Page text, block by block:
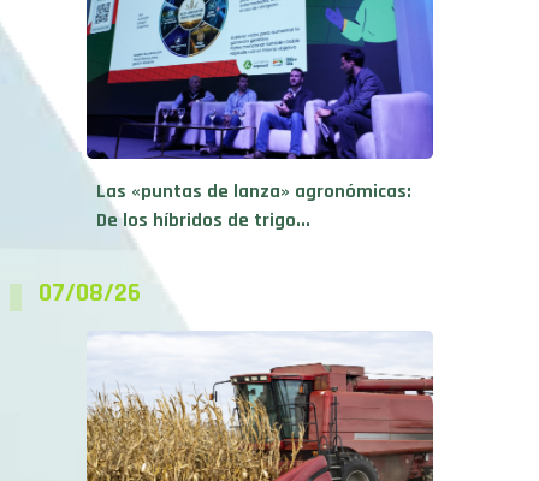
Las «puntas de lanza» agronómicas:
De los híbridos de trigo...
07/08/26